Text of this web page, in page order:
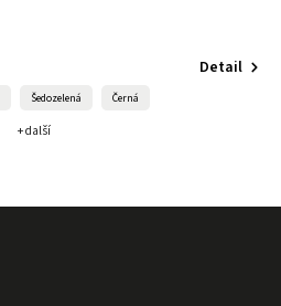
Detail
Šedozelená Černá
+ další